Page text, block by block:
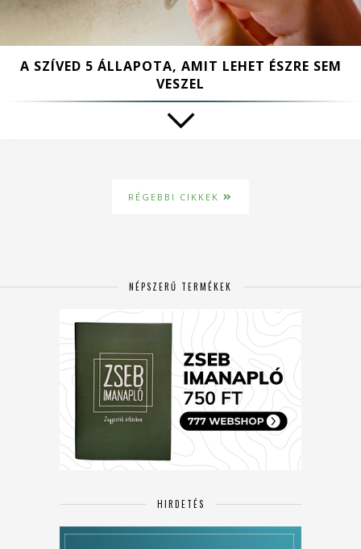
A SZÍVED 5 ÁLLAPOTA, AMIT LEHET ÉSZRE SEM
VESZEL
RÉGEBBI CIKKEK
NÉPSZERŰ TERMÉKEK
HIRDETÉS